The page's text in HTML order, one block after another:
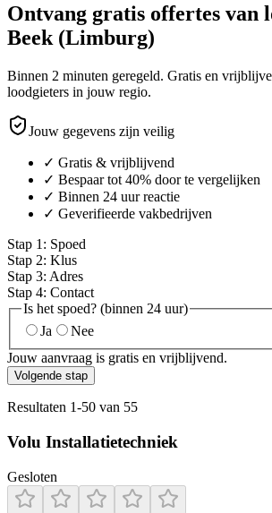
Ontvang gratis offertes van
Beek (Limburg)
Binnen 2 minuten geregeld. Gratis en
loodgieters in jouw regio.
Jouw gegevens zijn veilig
✓ Gratis & vrijblijvend
✓ Bespaar tot 40% door te vergelijken
✓ Binnen 24 uur reactie
✓ Geverifieerde vakbedrijven
Stap 1 : Spoed
Stap 2: Klus
Stap 3: Adres
Stap 4: Contact
Is het spoed? (binnen 24 uur)
Ja
Nee
Jouw aanvraag is gratis en vrijblijvend.
Volgende stap
Resultaten 1-50 van 55
Volu Installatietechniek
Gesloten